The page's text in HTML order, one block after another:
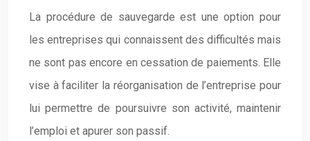
La procédure de sauvegarde est une option pour
les entreprises qui connaissent des difficultés mais
ne sont pas encore en cessation de paiements. Elle
vise à faciliter la réorganisation de l’entreprise pour
lui permettre de poursuivre son activité, maintenir
l’emploi et apurer son passif.